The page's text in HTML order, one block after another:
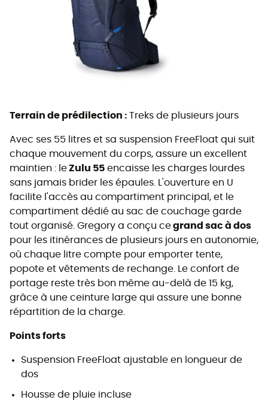
Terrain de prédilection : Treks de plusieurs jours
Avec ses 55 litres et sa suspension FreeFloat qui suit
chaque mouvement du corps, assure un excellent
maintien : leZulu 55 encaisse les charges lourdes
sans jamais brider les épaules. L'ouverture en U
facilite l'accès au compartiment principal, et le
compartiment dédié au sac de couchage garde
tout organisé. Gregory a conçu cegrand sac à dos
pour les itinérances de plusieurs jours en autonomie,
où chaque litre compte pour emporter tente,
popote et vêtements de rechange. Le confort de
portage reste très bon même au-delà de 15 kg,
grâce à une ceinture large qui assure une bonne
répartition de la charge.
Points forts
Suspension FreeFloat ajustable en longueur de
dos
Housse de pluie incluse